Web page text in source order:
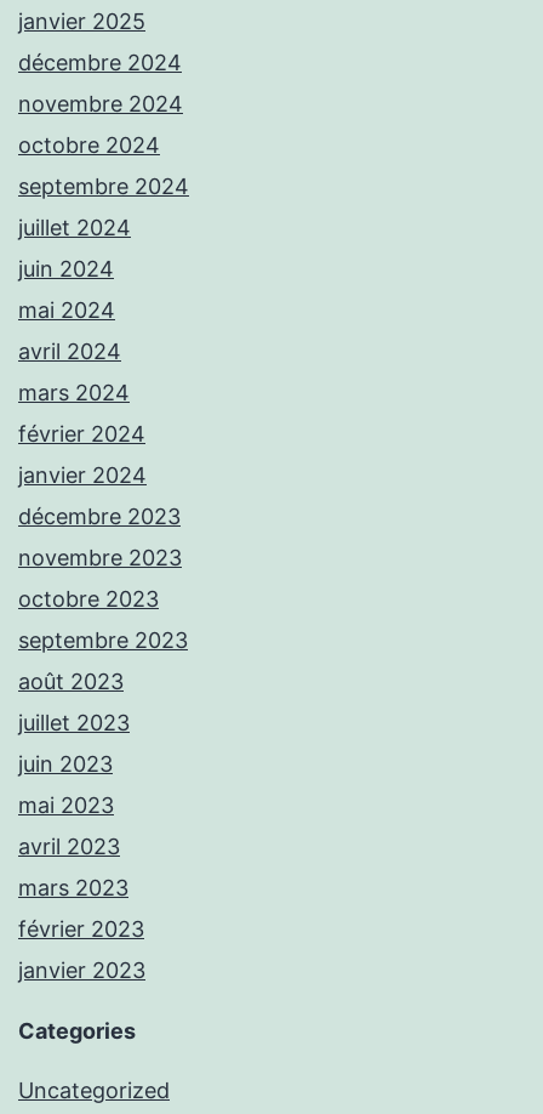
janvier 2025
décembre 2024
novembre 2024
octobre 2024
septembre 2024
juillet 2024
juin 2024
mai 2024
avril 2024
mars 2024
février 2024
janvier 2024
décembre 2023
novembre 2023
octobre 2023
septembre 2023
août 2023
juillet 2023
juin 2023
mai 2023
avril 2023
mars 2023
février 2023
janvier 2023
Categories
Uncategorized